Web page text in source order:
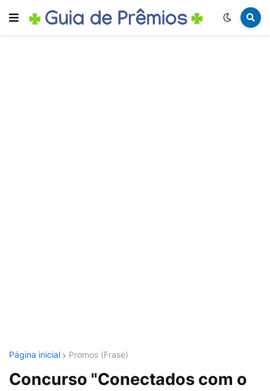
Página inicial Promos (Frase)
Concurso "Conectados com o